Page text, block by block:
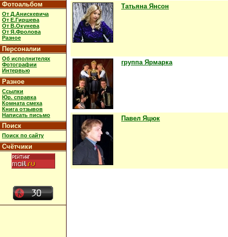
Фотоальбом
От Д.Анискевича
От Е.Гиршева
От В.Окунева
От Я.Фролова
Разное
Персоналии
Об исполнителях
Фотографии
Интервью
Разное
Ссылки
Юр. справка
Комната смеха
Книга отзывов
Написать письмо
Поиск
Поиск по сайту
Счётчики
Татьяна Янсон
группа Ярмарка
Павел Яцюк